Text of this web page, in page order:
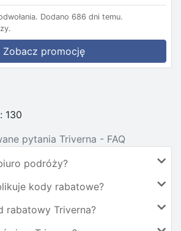
Dodano 686 dni temu.
Zobacz promocję
130
pytania Triverna - FAQ
podróży?
kody rabatowe?
rabatowy Triverna?